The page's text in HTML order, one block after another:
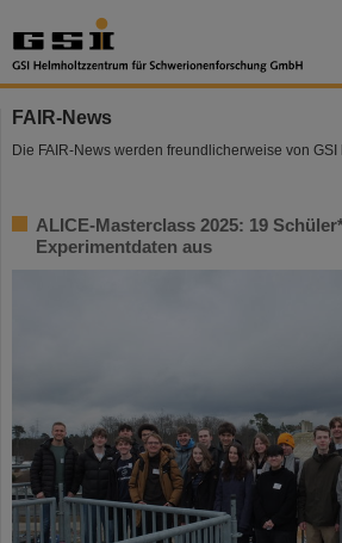
FAIR-News
Die FAIR-News werden freundlicherweise von
ALICE-Masterclass 2025: 19
Experimentdaten aus